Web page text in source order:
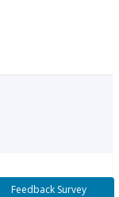
Feedback Survey